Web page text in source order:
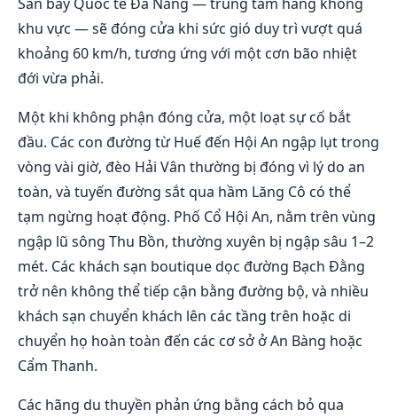
khu vực — sẽ đóng cửa khi sức gió duy trì vượt quá
khoảng 60 km/h, tương ứng với một cơn bão nhiệt
đới vừa phải.
Một khi không phận đóng cửa, một loạt sự cố bắt
đầu. Các con đường từ Huế đến Hội An ngập lụt trong
vòng vài giờ, đèo Hải Vân thường bị đóng vì lý do an
toàn, và tuyến đường sắt qua hầm Lăng Cô có thể
tạm ngừng hoạt động. Phố Cổ Hội An, nằm trên vùng
ngập lũ sông Thu Bồn, thường xuyên bị ngập sâu 1–2
mét. Các khách sạn boutique dọc đường Bạch Đằng
trở nên không thể tiếp cận bằng đường bộ, và nhiều
khách sạn chuyển khách lên các tầng trên hoặc di
chuyển họ hoàn toàn đến các cơ sở ở An Bàng hoặc
Cẩm Thanh.
Các hãng du thuyền phản ứng bằng cách bỏ qua